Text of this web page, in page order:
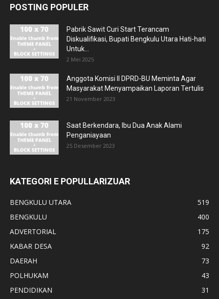
POSTING POPULER
Pabrik Sawit Curi Start Terancam
Diskualifikasi, Bupati Bengkulu Utara Hati-hati
Untuk...
2 Mei 2025
Anggota Komisi II DPRD-BU Meminta Agar
Masyarakat Menyampaikan Laporan Tertulis
21 November 2023
Saat Berkendara, Ibu Dua Anak Alami
Penganiayaan
25 Desember 2023
KATEGORI E POPULLARIZUAR
BENGKULU UTARA
519
BENGKULU
400
ADVERTORIAL
175
KABAR DESA
92
DAERAH
73
POLHUKAM
43
PENDIDIKAN
31